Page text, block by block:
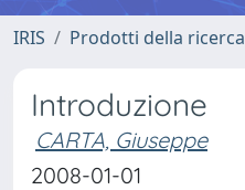
IRIS Prodotti della ricerca
Introduzione
CARTA, Giuseppe
2008-01-01